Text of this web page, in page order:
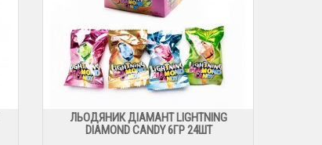
ЛЬОДЯНИК ДІАМАНТ LIGHTNING
DIAMOND CANDY 6ГР 24ШТ